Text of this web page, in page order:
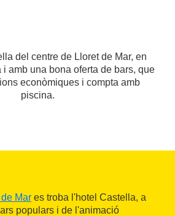
del centre de Lloret de Mar, en
amb una bona oferta de bars, que
econòmiques i compta amb
piscina.
Mar es troba l'hotel Castella, a
populars i de l'animació